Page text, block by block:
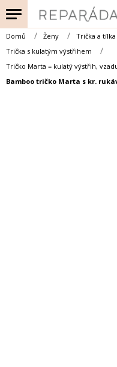
na
obsah
Domů Ženy Trička a tílka
Trička s kulatým výstřihem
Tričko Marta = kulatý výstřih,
Bamboo tričko Marta s kr.